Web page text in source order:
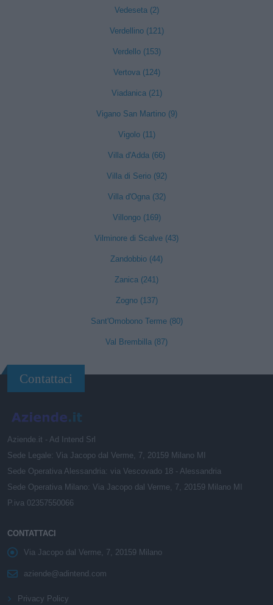
Vedeseta (2)
Verdellino (121)
Verdello (153)
Vertova (124)
Viadanica (21)
Vigano San Martino (9)
Vigolo (11)
Villa d'Adda (66)
Villa di Serio (92)
Villa d'Ogna (32)
Villongo (169)
Vilminore di Scalve (43)
Zandobbio (44)
Zanica (241)
Zogno (137)
Sant'Omobono Terme (80)
Val Brembilla (87)
Contattaci
Aziende.it - Ad Intend Srl
Sede Legale: Via Jacopo dal Verme, 7, 20159 Milano MI
Sede Operativa Alessandria: via Vescovado 18 - Alessandria
Sede Operativa Milano: Via Jacopo dal Verme, 7, 20159 Milano MI
P.iva 02357550066
CONTATTACI
Via Jacopo dal Verme, 7, 20159 Milano
aziende@adintend.com
Privacy Policy